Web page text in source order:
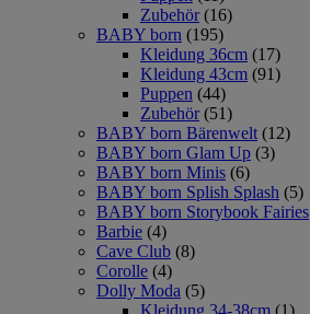
Zubehör (16)
BABY born (195)
Kleidung 36cm (17)
Kleidung 43cm (91)
Puppen (44)
Zubehör (51)
BABY born Bärenwelt (12)
BABY born Glam Up (3)
BABY born Minis (6)
BABY born Splish Splash (5)
BABY born Storybook Fairies
Barbie (4)
Cave Club (8)
Corolle (4)
Dolly Moda (5)
Kleidung 34-38cm (1)